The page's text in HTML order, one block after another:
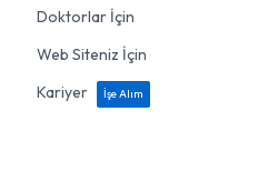
Doktorlar İçin
Web Siteniz İçin
Kariyer
İşe Alım